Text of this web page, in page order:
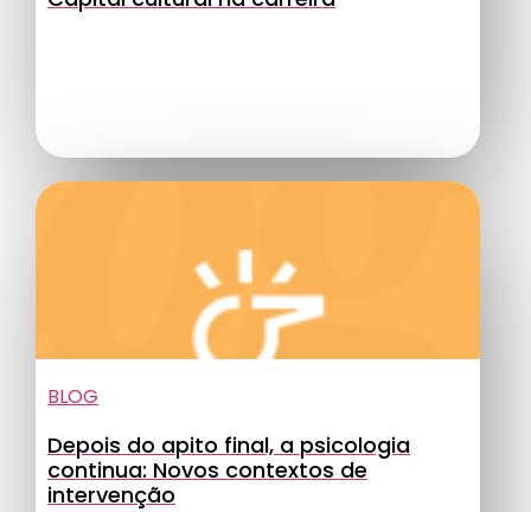
BLOG
Depois do apito final, a psicologia
continua: Novos contextos de
intervenção